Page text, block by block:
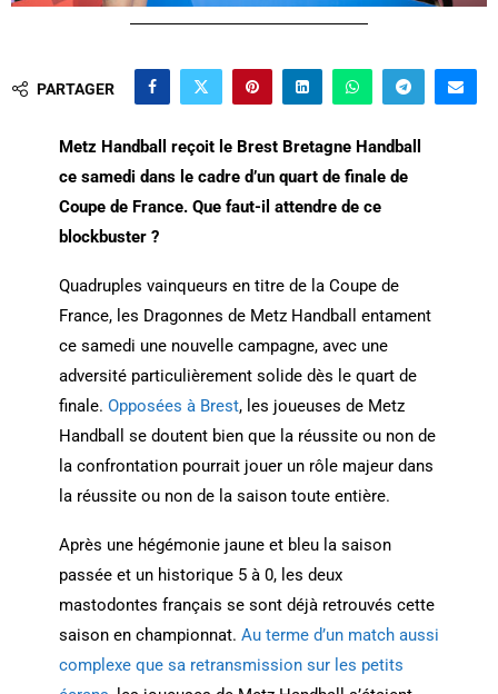
PARTAGER
Metz Handball reçoit le Brest Bretagne Handball
ce samedi dans le cadre d’un quart de finale de
Coupe de France. Que faut-il attendre de ce
blockbuster ?
Quadruples vainqueurs en titre de la Coupe de
France, les Dragonnes de Metz Handball entament
ce samedi une nouvelle campagne, avec une
adversité particulièrement solide dès le quart de
finale. Opposées à Brest, les joueuses de Metz
Handball se doutent bien que la réussite ou non de
la confrontation pourrait jouer un rôle majeur dans
la réussite ou non de la saison toute entière.
Après une hégémonie jaune et bleu la saison
passée et un historique 5 à 0, les deux
mastodontes français se sont déjà retrouvés cette
saison en championnat. Au terme d’un match aussi
complexe que sa retransmission sur les petits